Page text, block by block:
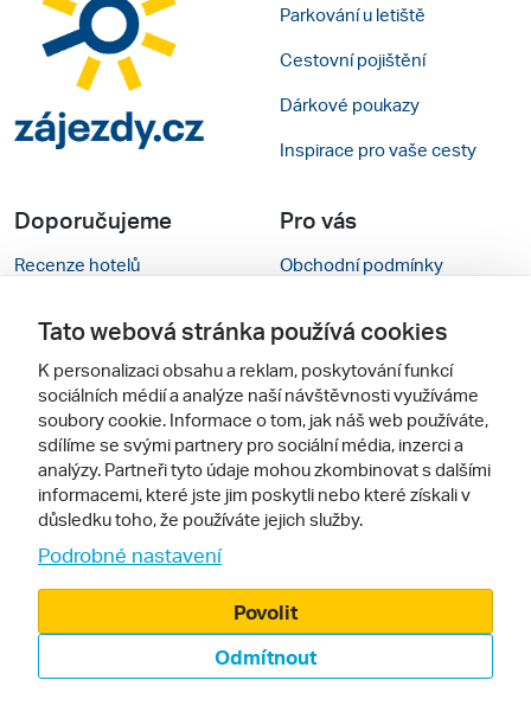
Parkování u letiště
Cestovní pojištění
Dárkové poukazy
Inspirace pro vaše cesty
Doporučujeme
Recenze hotelů
Zájazdy.sk
Pro vás
Obchodní podmínky
Mobilní verze webu
Sledujte nás
© 2000 - 2026, Zájezdy.cz
Tato webová stránka používá cookies
K personalizaci obsahu a reklam, poskytování funkcí
sociálních médií a analýze naší návštěvnosti využíváme
soubory cookie. Informace o tom, jak náš web používáte,
sdílíme se svými partnery pro sociální média, inzerci a
analýzy. Partneři tyto údaje mohou zkombinovat s dalšími
informacemi, které jste jim poskytli nebo které získali v
důsledku toho, že používáte jejich služby.
Podrobné nastavení
Odmítnout
Povolit